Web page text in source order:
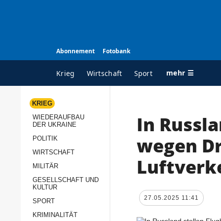
Abonnement Fotobank
Krieg Wirtschaft Sport mehr ☰
ALLE RUBRIKEN
Wiederaufbau der
Politik
Militär
KRIEG
WIEDERAUFBAU
DER UKRAINE
POLITIK
WIRTSCHAFT
MILITÄR
GESELLSCHAFT UND
KULTUR
SPORT
KRIMINALITÄT
In
wegen
27.05.2025 11:41